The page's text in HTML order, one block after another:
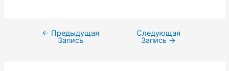
Навигация
записям
← Предыдущая
Запись
Следующая
Запись →